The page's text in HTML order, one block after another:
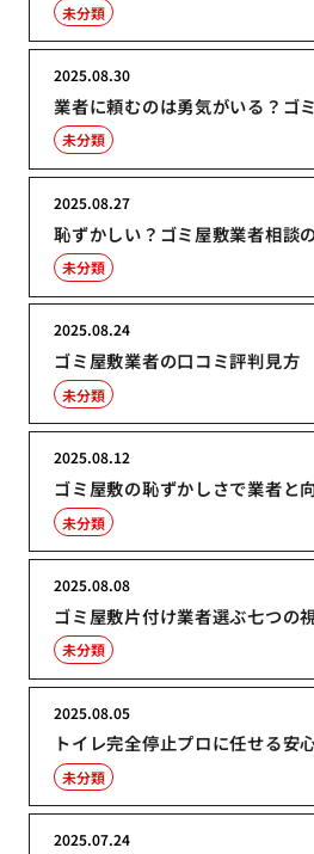
未分類
業者に頼むのは勇気がいる？ゴ
2025.08.30
未分類
恥ずかしい？ゴミ屋敷業者相談
2025.08.27
未分類
ゴミ屋敷業者の口コミ評判見方
2025.08.24
未分類
ゴミ屋敷の恥ずかしさで業者と
2025.08.12
未分類
ゴミ屋敷片付け業者選ぶ七つの
2025.08.08
未分類
トイレ完全停止プロに任せる安
2025.08.05
未分類
2025.07.24